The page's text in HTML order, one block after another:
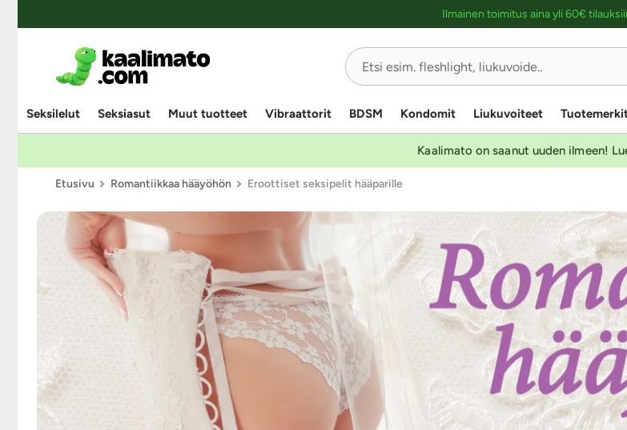
Ilmainen toimitus aina yli 60€
Seksilelut Seksiasut Muut tuotteet Vibraattorit BDSM Kondomit Liukuvoiteet
Kaalimato on saanut uuden ilmeen!
Etusivu Romantiikkaa hääyöhön Eroottiset seksipelit hääparille